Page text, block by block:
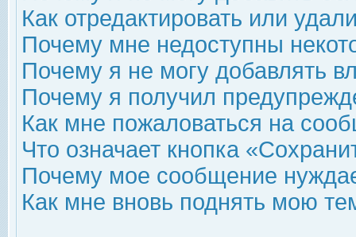
Как отредактировать или
Почему мне недоступны
Почему я не могу добавлять
Почему я получил
Как мне пожаловаться на
Что означает кнопка
Почему мое сообщение
Как мне вновь поднять мою